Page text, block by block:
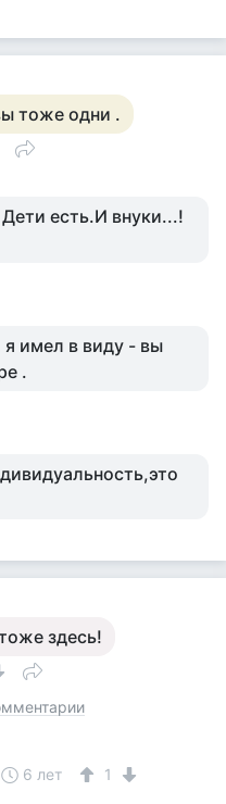
тоже одни .
есть.И внуки...!
я имел в виду - вы
.
здесь!
6 лет 1